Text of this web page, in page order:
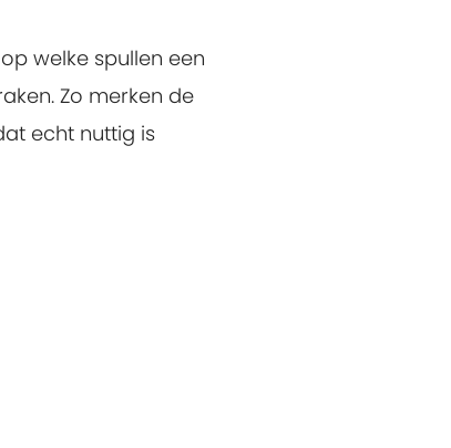
welke spullen een
Zo merken de
echt nuttig is